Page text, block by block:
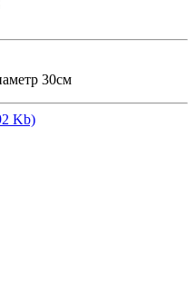
30см
Kb)